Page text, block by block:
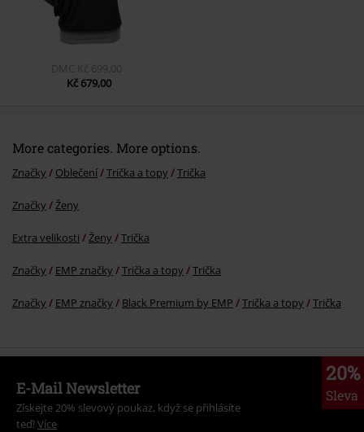
DMC Kč 699,00
Kč 679,00
More categories. More options.
Značky Oblečení Trička a topy Trička
Značky Ženy
Extra velikosti Ženy Trička
Značky EMP značky Trička a topy Trička
Značky EMP značky Black Premium by EMP Trička a topy Trička
20%
Sleva
E-Mail Newsletter
Získejte 20% slevový poukaz, když se přihlásíte
teď! Více